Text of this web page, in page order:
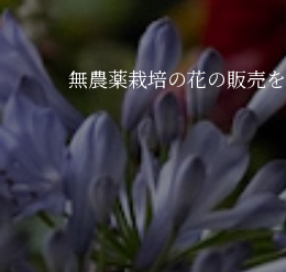
無農薬栽培の花の販売